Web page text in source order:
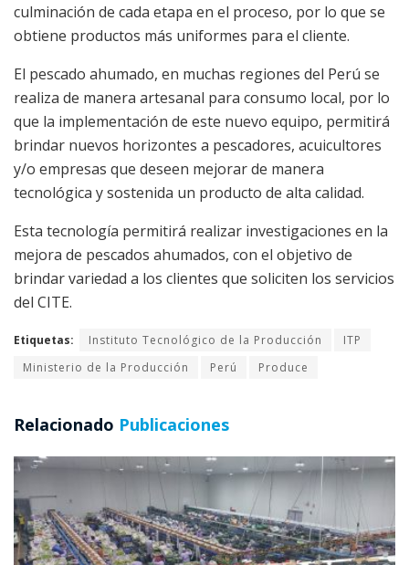
culminación de cada etapa en el proceso, por lo que se
obtiene productos más uniformes para el cliente.
El pescado ahumado, en muchas regiones del Perú se
realiza de manera artesanal para consumo local, por lo
que la implementación de este nuevo equipo, permitirá
brindar nuevos horizontes a pescadores, acuicultores
y/o empresas que deseen mejorar de manera
tecnológica y sostenida un producto de alta calidad.
Esta tecnología permitirá realizar investigaciones en la
mejora de pescados ahumados, con el objetivo de
brindar variedad a los clientes que soliciten los servicios
del CITE.
Etiquetas: Instituto Tecnológico de la Producción
ITP
Ministerio de la Producción
Perú Produce
Relacionado Publicaciones